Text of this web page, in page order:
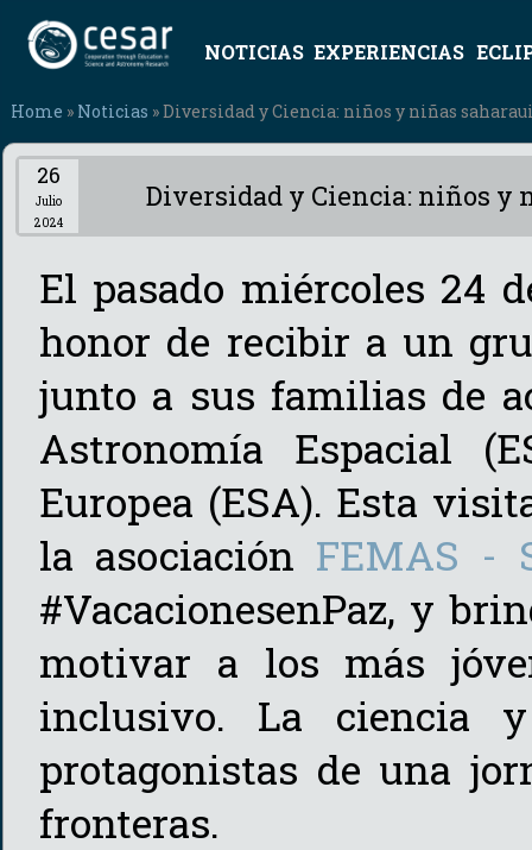
NOTICIAS EXPERIENCIAS
Home » Noticias » Diversidad y Ciencia: niños y niñas
26
Julio
2024
Diversidad y Ciencia: niños y
El pasado miércoles 24
honor de recibir a un
junto a sus familias de
Astronomía Espacial
Europea (ESA). Esta
la asociación FEMAS -
#VacacionesenPaz, y
motivar a los más
inclusivo. La ciencia
protagonistas de una
fronteras.